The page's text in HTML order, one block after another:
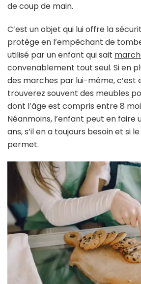
de coup de main.
C’est un objet qui lui offre la
protège en l’empêchant de
utilisé par un enfant qui sait
convenablement tout seul. Si en
des marches par lui-même, c’est
trouverez souvent des meubles
dont l’âge est compris entre 8
Néanmoins, l’enfant peut en faire
ans, s’il en a toujours besoin et si
permet.